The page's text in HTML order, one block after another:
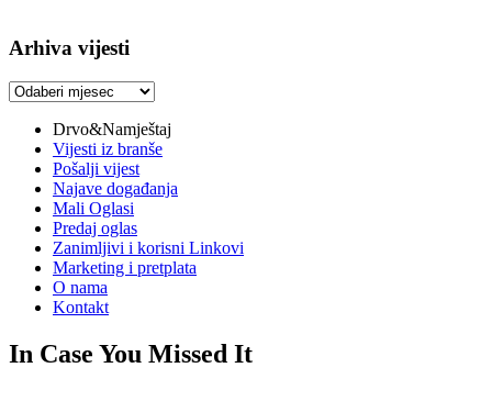
Arhiva vijesti
Arhiva
Drvo&Namještaj
Vijesti iz branše
Pošalji vijest
Najave događanja
Mali Oglasi
Predaj oglas
Zanimljivi i korisni Linkovi
Marketing i pretplata
O nama
Kontakt
In Case You Missed It